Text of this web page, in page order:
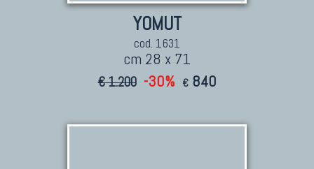
YOMUT
cod. 1631
cm 28 x 71
€ 1.200 -30% € 840